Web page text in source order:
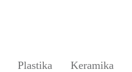
Plastika Keramika